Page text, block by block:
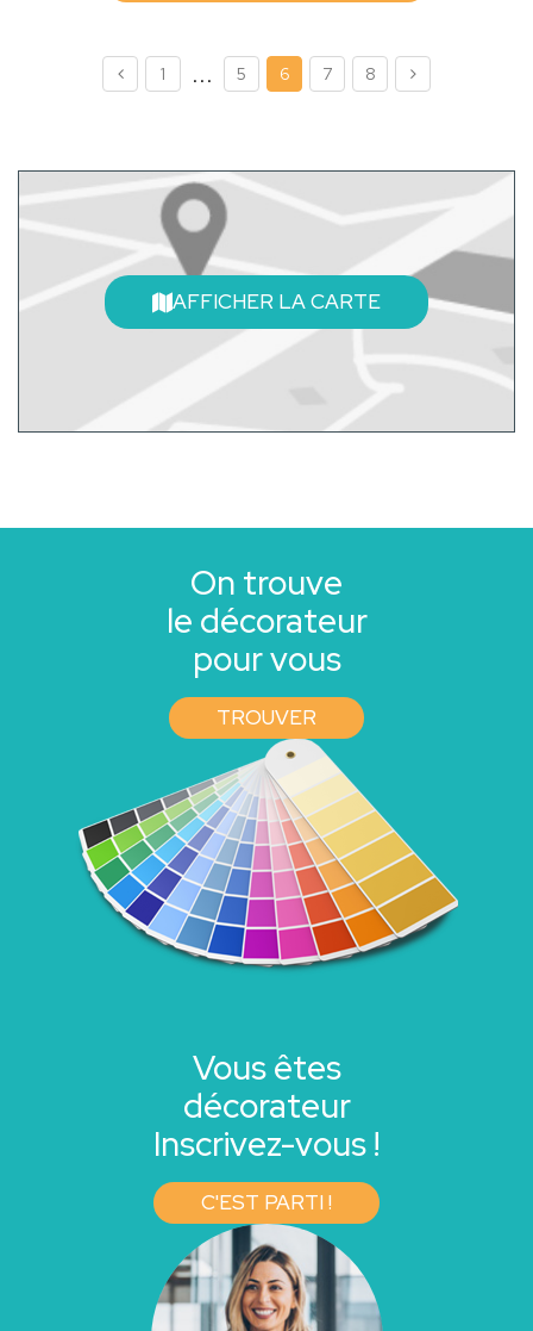
1 ... 5 6 7 8
AFFICHER LA CARTE
On trouve
le décorateur
pour vous
TROUVER
Vous êtes
décorateur
Inscrivez-vous !
C'EST PARTI !